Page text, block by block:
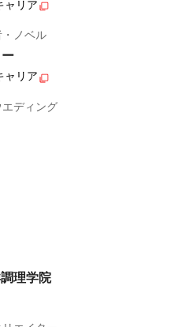
ャリア
ノベル
ャリア
ディング
理学院